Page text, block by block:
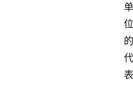
单
位
的
代
表